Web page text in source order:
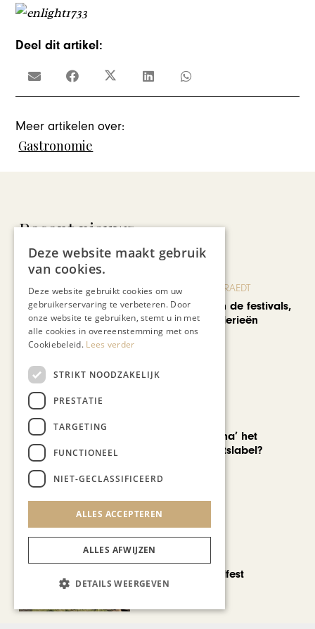
Deel dit artikel:
Meer artikelen over:
Gastronomie
Recent nieuws
BLOG JO CORTENRAEDT
We verzuipen in de festivals,
feesten en braderieën
Is ‘Made in China’ het
nieuwe kwaliteitslabel?
CHAPEAU TV
Noorbeek Foodfest
Deze website maakt gebruik
van cookies.
Deze website gebruikt cookies om uw
gebruikerservaring te verbeteren. Door
onze website te gebruiken, stemt u in met
alle cookies in overeenstemming met ons
Cookiebeleid. Lees verder
STRIKT NOODZAKELIJK
PRESTATIE
TARGETING
FUNCTIONEEL
NIET-GECLASSIFICEERD
ALLES ACCEPTEREN
ALLES AFWIJZEN
DETAILS WEERGEVEN